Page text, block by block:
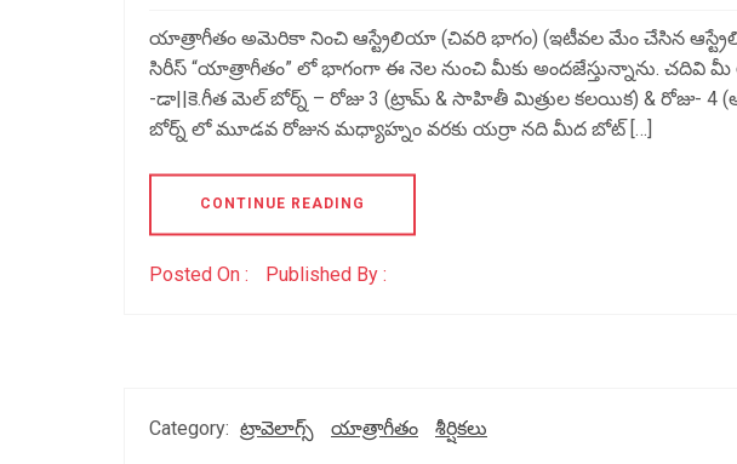
యాత్రాగీతం అమెరికా నించి ఆస్ట్రేలియా (చివరి భాగం) (ఇటీవల మేం చేసిన
సిరీస్ “యాత్రాగీతం” లో భాగంగా ఈ నెల నుంచి మీకు అందజేస్తున్నాను. చదివి
-డా||కె.గీత మెల్ బోర్న్ – రోజు 3 (ట్రామ్ & సాహితీ మిత్రుల కలయిక) & రోజు-
బోర్న్ లో మూడవ రోజున మధ్యాహ్నం వరకు యర్రా నది మీద బోట్ […]
CONTINUE READING
Posted On : Published By :
Category: ట్రావెలాగ్స్ యాత్రాగీతం శీర్షికలు